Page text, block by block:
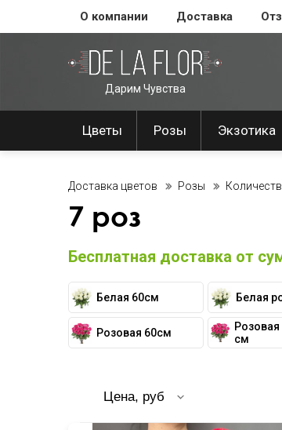
О компании Доставка
Дарим Чувства
Цветы Розы Экзотика
Доставка цветов Розы
7 роз
Бесплатная доставка от
Белая 60см Белая
Розовая 60см
Розовая
см
Цена, руб